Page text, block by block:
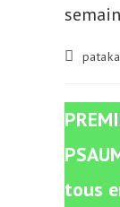
Auteur/
tous